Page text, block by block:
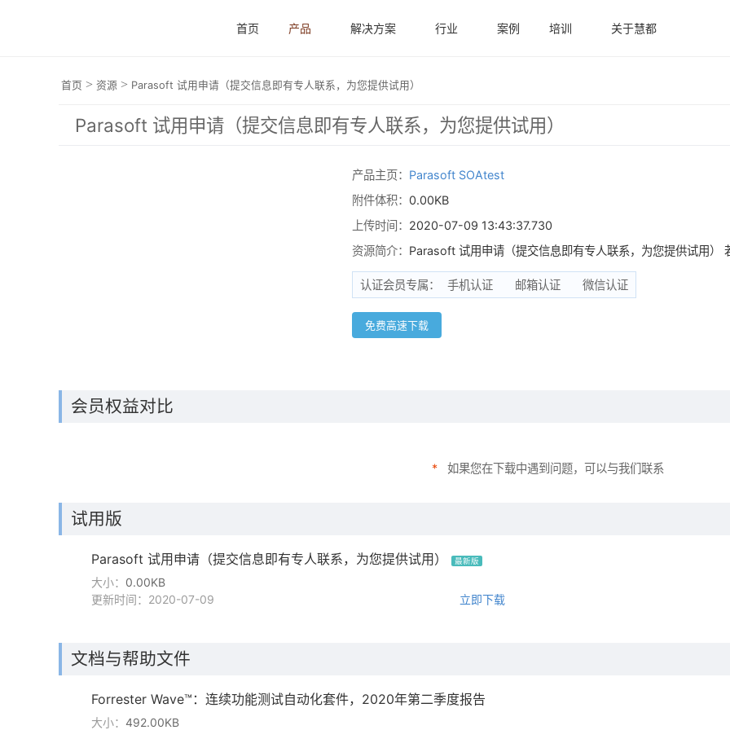
首页 产品 解决方案 行业 案例 培训 关于慧都
首页 > 资源 > Parasoft 试用申请（提交信息即有专人联系，为您提供试用）
Parasoft 试用申请（提交信息即有专人联系，为您提供试用）
产品主页： Parasoft SOAtest
附件体积： 0.00KB
上传时间： 2020-07-09 13:43:37.730
资源简介： Parasoft 试用申请（提交信息即有专人联系，为您提供试用）
认证会员专属： 手机认证 邮箱认证 微信认证
免费高速下载
会员权益对比
* 如果您在下载中遇到问题，可以与我们联系
试用版
Parasoft 试用申请（提交信息即有专人联系，为您提供试用） 最新版
大小： 0.00KB
更新时间：2020-07-09
立即下载
文档与帮助文件
Forrester Wave™：连续功能测试自动化套件，2020年第二季度报告
大小： 492.00KB